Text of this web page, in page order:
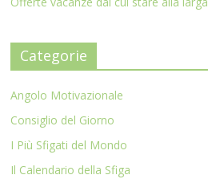
Categorie
Angolo Motivazionale
Consiglio del Giorno
I Più Sfigati del Mondo
Il Calendario della Sfiga